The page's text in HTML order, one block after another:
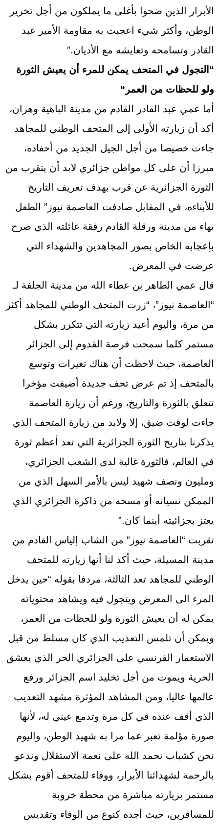
الأبرار الذين ضحوا بأغلى ما يملكون من أجل تحرير
الوطن، وأكثر شيء اعجبت به مقاومة الأمير عبد
القادر وتسامحه وتعايشه مع الأديان.”
“ التجول في المتحف يمكن للمرء أن يعيش الثورة
ولو للحظات من العمر “
أما عمي عبد القادر القادم من مدينة الباهية وهران،
أكد أن زيارته الأولى إلى المتحف الوطني للمجاهد
جاءت خصيصا من أجل الجيل الجديد من أحفاده،
مبرزا أن على كل مواطن جزائري لابد أن يتقرب من
الثورة الجزائرية عن قرب بهدف تعريف التاريخ
للأبناءه، في المقابل صادفت العاصمة نيوز” الطفل
بهاء من مدينة ورقلة القادم رفقة عائلته الذي صرح
بإعجابه الخاص بصور المجاهدين والشهداء التي
عرضت في المعرض.
قال عمي الطاهر بن عطاء الله من مدينة الجلفة لـ
“العاصمة نيوز”، “زرت المتحف الوطني للمجاهد أكثر
من مرة، واليوم أعيد زيارته التي تتكرر بشكل
مستمر كلما سمحت فرصة القدوم إلى الجزائر
العاصمة، حيث لاحظت أن هناك تغيرات وتوسع
بالمتحف إذ تم عرض تحف جديدة أضيفت مؤخرا
تتعلق بالثورة والتاريخ، ورغم أن زيارة العاصمة
جاءت لوقت ضيق، إلا ولابد من زيارة المتحف الذي
يذكرنا بتاريخ الثورة الجزائرية التي تعد أعظم ثورة
في العالم، فالثورة غالية لدى الشعب الجزائري،
ومليون ونصف شهيد ليس بالأمر السهل الذي من
الممكن نسيانه أو مسحه من ذاكرة الجزائري الذي
يعتز بجزائيته أينما كان.”
تقربت “العاصمة نيوز” من الشاب إلياس القادم من
مدينة المسيلة، حيث أكد لنا أنها زيارته للمتحف
الوطني للمجاهد تعد الثالثة، مردفا بقوله “حين يدخل
المرء الى المعرض ويتجول فيه ويشاهد محتوياته
يمكن له أن يعيش الثورة ولو للحظات من العمر،
ويمكن أن تلمس التعذيب الذي كان مسلط من قبل
الاستعمار الفرنسي على الجزائري الحر الذي يعشق
الحرية ويموت من أجل تخليد اسم الجزائر ورفع
عالمها عاليا، ومن المشاهد المؤثرة مشهد التعذيب
الذي أقف عنده في كل مرة وتدمع عيني له، لأنها
صورة مؤلمة تعبر عما مرا به شهيد الوطن، واليوم
نحن كشباب نحمد الله على نعمة الاستقلال وندعو
بالرحمة لشهدائنا الأبرار، ووفاء للمتحف أقوم بشكل
مستمر بزيارته مباشرة من محطة خروبة
للمسافرين، حيث أجده كنوع من الوفاء وتقديس